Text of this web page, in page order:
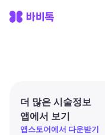
더 많은 시술정보
앱에서 보기
앱스토어에서 다운받기